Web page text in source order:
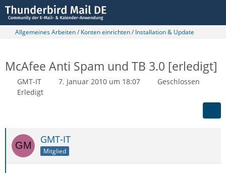
Allgemeines Arbeiten / Konten einrichten / Installation & Update
McAfee Anti Spam und TB 3.0 [erledigt]
GMT-IT 7. Januar 2010 um 18:07
Geschlossen
Erledigt
GMT-IT
Mitglied